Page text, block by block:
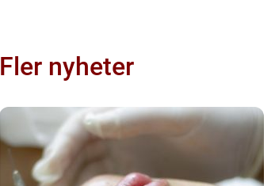
Fler nyheter